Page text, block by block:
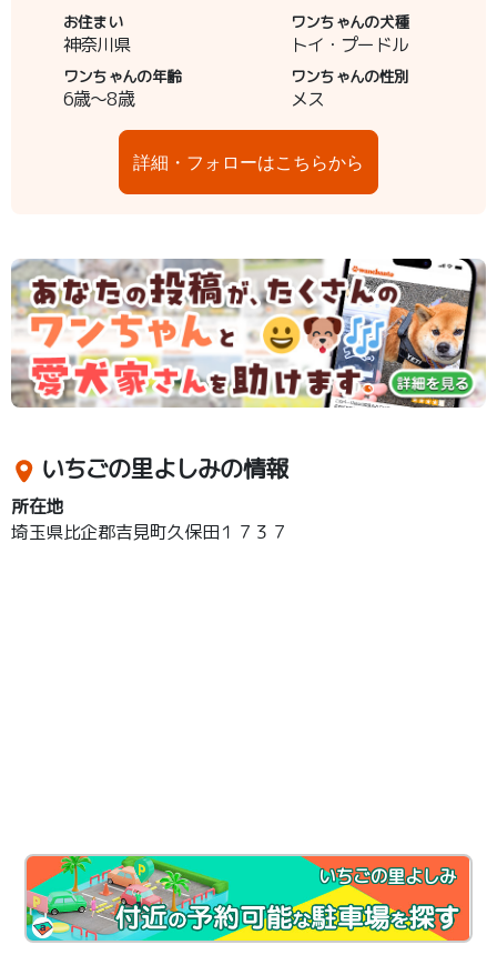
お住まい
神奈川県
ワンちゃんの犬種
トイ・プードル
ワンちゃんの年齢
6歳～8歳
ワンちゃんの性別
メス
詳細・フォローはこちらから
いちごの里よしみの情報
所在地
埼玉県比企郡吉見町久保田１７３７
いちごの里よしみ